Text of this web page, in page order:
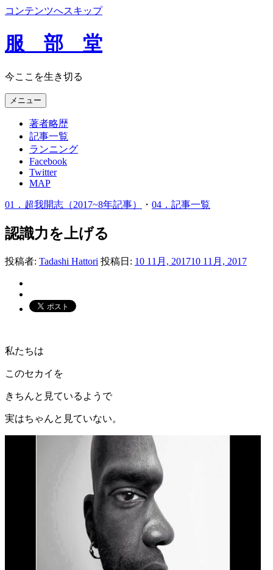
コンテンツへスキップ
服 部 堂
今ここを生き切る
メニュー
著者略歴
記事一覧
ランニング
Facebook
Twitter
MAP
01．超我開志（2017~8年記事） ・ 04．記事一覧
認識力を上げる
投稿者: Tadashi Hattori 投稿日: 10 11月, 201710 11月, 2017
私たちは
このセカイを
きちんと見ているようで
実はちゃんと見ていない。